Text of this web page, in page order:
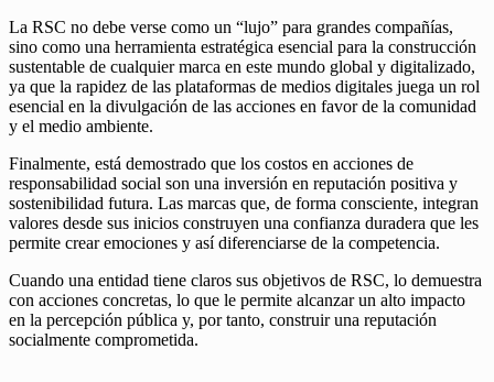
La RSC no debe verse como un “lujo” para grandes compañías,
sino como una herramienta estratégica esencial para la construcción
sustentable de cualquier marca en este mundo global y digitalizado,
ya que la rapidez de las plataformas de medios digitales juega un rol
esencial en la divulgación de las acciones en favor de la comunidad
y el medio ambiente.
Finalmente, está demostrado que los costos en acciones de
responsabilidad social son una inversión en reputación positiva y
sostenibilidad futura. Las marcas que, de forma consciente, integran
valores desde sus inicios construyen una confianza duradera que les
permite crear emociones y así diferenciarse de la competencia.
Cuando una entidad tiene claros sus objetivos de RSC, lo demuestra
con acciones concretas, lo que le permite alcanzar un alto impacto
en la percepción pública y, por tanto, construir una reputación
socialmente comprometida.